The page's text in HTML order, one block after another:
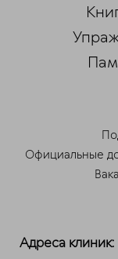
Официальные
Адреса клиник:
Свяжитесь с